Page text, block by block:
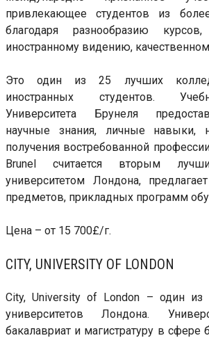
привлекающее студентов из
благодаря разнообразию курсов,
иностранному видению,
Это один из 25 лучших
иностранных студентов.
Университета Брунеля
научные знания, личные навыки,
получения востребованной
Brunel считается вторым
университетом Лондона,
предметов, прикладных программ
Цена – от 15 700£/г.
CITY, UNIVERSITY OF LONDON
City, University of London – один из
университетов Лондона.
бакалавриат и магистратуру в сфере